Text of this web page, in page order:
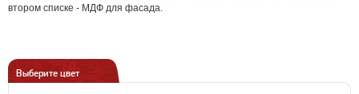
втором списке - МДФ для фасада.
Выберите цвет